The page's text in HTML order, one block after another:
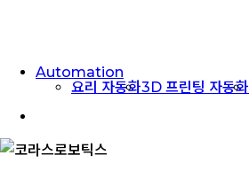
Automation
요리 자동화3D 프린팅 자동화